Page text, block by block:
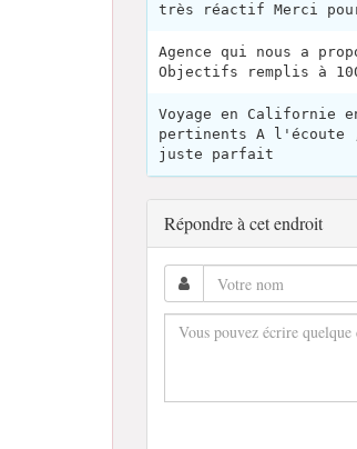
très réactif Merci pour
Agence qui nous a
Objectifs remplis à
Voyage en Californie
pertinents A l'écoute
juste parfait
Répondre à cet endroit